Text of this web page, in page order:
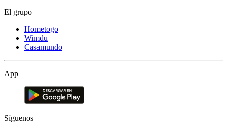
El grupo
Hometogo
Wimdu
Casamundo
App
Síguenos